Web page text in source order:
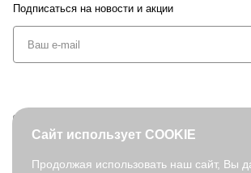
Подписаться на новости и акции
Сайт использует COOKIE
Продолжая использовать наш сайт, Вы